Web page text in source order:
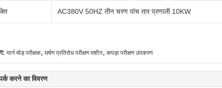
AC380V 50HZ तीन चरण पांच तार प्रणाली 10KW
यार्न मोड़ परीक्षक, घर्षण प्रतिरोध परीक्षण मशीन, कपड़ा परीक्षण उपकरण
करने का विवरण